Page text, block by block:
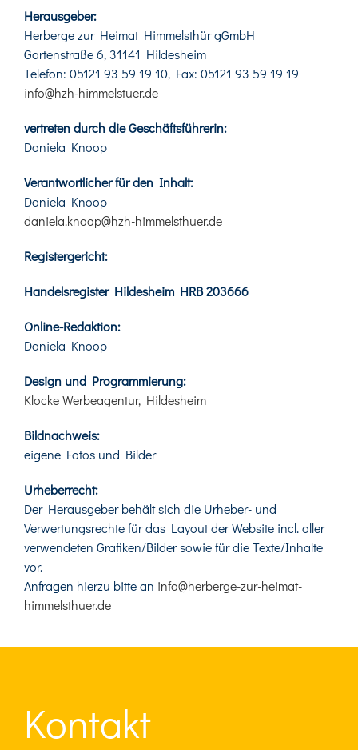
Herausgeber:
Herberge zur Heimat Himmelsthür gGmbH
Gartenstraße 6, 31141 Hildesheim
Telefon: 05121 93 59 19 10, Fax: 05121 93 59 19 19
info@hzh-himmelstuer.de
vertreten durch die Geschäftsführerin:
Daniela Knoop
Verantwortlicher für den Inhalt:
Daniela Knoop
daniela.knoop@hzh-himmelsthuer.de
Registergericht:
Handelsregister Hildesheim HRB 203666
Online-Redaktion:
Daniela Knoop
Design und Programmierung:
Klocke Werbeagentur, Hildesheim
Bildnachweis:
eigene Fotos und Bilder
Urheberrecht:
Der Herausgeber behält sich die Urheber- und
Verwertungsrechte für das Layout der Website incl. aller
verwendeten Grafiken/Bilder sowie für die Texte/Inhalte
vor.
Anfragen hierzu bitte an info@herberge-zur-heimat-
himmelsthuer.de
Kontakt